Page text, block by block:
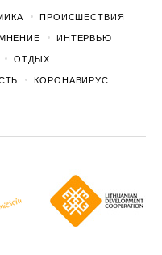
ПРОИСШЕСТВИЯ
МНЕНИЕ ИНТЕРВЬЮ
ОТДЫХ
КОРОНАВИРУС